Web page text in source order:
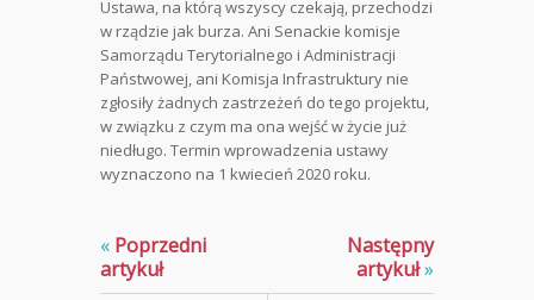
Ustawa, na którą wszyscy czekają, przechodzi
w rządzie jak burza. Ani Senackie komisje
Samorządu Terytorialnego i Administracji
Państwowej, ani Komisja Infrastruktury nie
zgłosiły żadnych zastrzeżeń do tego projektu,
w związku z czym ma ona wejść w życie już
niedługo. Termin wprowadzenia ustawy
wyznaczono na 1 kwiecień 2020 roku.
« Poprzedni
artykuł
Następny
artykuł»